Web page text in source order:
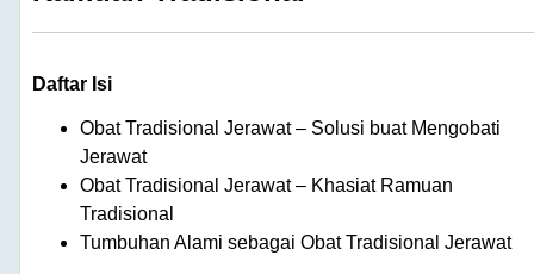
Daftar Isi
Obat Tradisional Jerawat – Solusi buat Mengobati
Jerawat
Obat Tradisional Jerawat – Khasiat Ramuan
Tradisional
Tumbuhan Alami sebagai Obat Tradisional Jerawat